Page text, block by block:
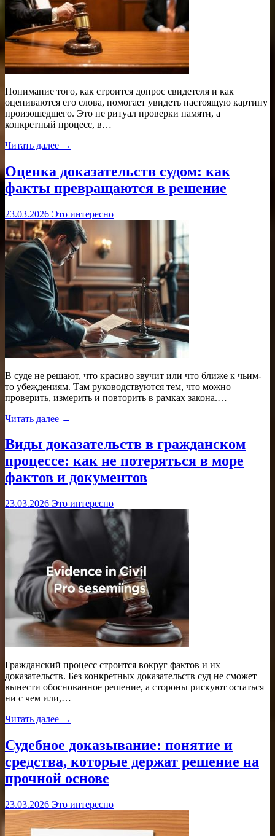
Понимание того, как строится допрос свидетеля и как
оцениваются его слова, помогает увидеть настоящую картину
произошедшего. Это не ритуал проверки памяти, а
конкретный процесс, в…
Читать далее →
Оценка доказательств судом: как
факты превращаются в решение
23.03.2026 Это интересно
В суде не решают, что красиво звучит или что ближе к чьим-
то убеждениям. Там руководствуются тем, что можно
проверить, измерить и повторить в рамках закона.…
Читать далее →
Виды доказательств в гражданском
процессе: как не потеряться в море
фактов и документов
23.03.2026 Это интересно
Гражданский процесс строится вокруг фактов и их
доказательств. Без конкретных доказательств суд не сможет
вынести обоснованное решение, а стороны рискуют остаться
ни с чем или,…
Читать далее →
Судебное доказывание: понятие и
средства, которые держат решение на
прочной основе
23.03.2026 Это интересно